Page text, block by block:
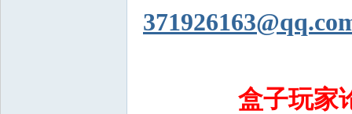
盒子玩家